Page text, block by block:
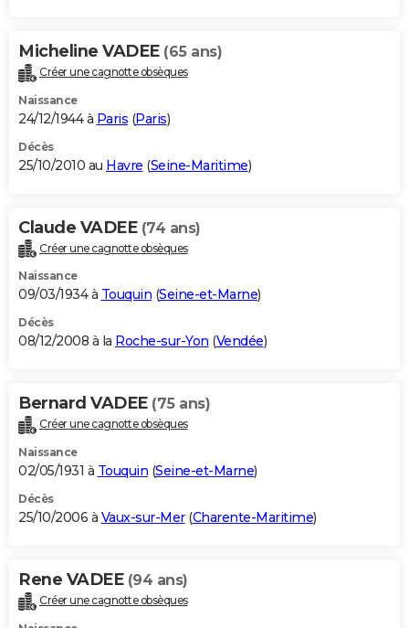
Micheline VADEE (65 ans)
Créer une cagnotte obsèques
Naissance
24/12/1944 à Paris (Paris)
Décès
25/10/2010 au Havre (Seine-Maritime)
Claude VADEE (74 ans)
Créer une cagnotte obsèques
Naissance
09/03/1934 à Touquin (Seine-et-Marne)
Décès
08/12/2008 à la Roche-sur-Yon (Vendée)
Bernard VADEE (75 ans)
Créer une cagnotte obsèques
Naissance
02/05/1931 à Touquin (Seine-et-Marne)
Décès
25/10/2006 à Vaux-sur-Mer(Charente-Maritime)
Rene VADEE (94 ans)
Créer une cagnotte obsèques